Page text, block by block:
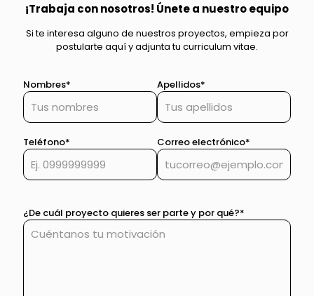
¡Trabaja con nosotros! Únete a nuestro equipo
Si te interesa alguno de nuestros proyectos, empieza por
postularte aquí y adjunta tu curriculum vitae.
Nombres* Apellidos*
Teléfono* Correo electrónico*
¿De cuál proyecto quieres ser parte y por qué?*